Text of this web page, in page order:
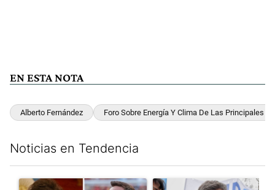
EN ESTA NOTA
Alberto Fernández Foro Sobre Energía Y Clima De Las Principales
Noticias en Tendencia
Un artículo de tendencia con el título "Milei despidió a Jorge
Un artículo de tendencia con